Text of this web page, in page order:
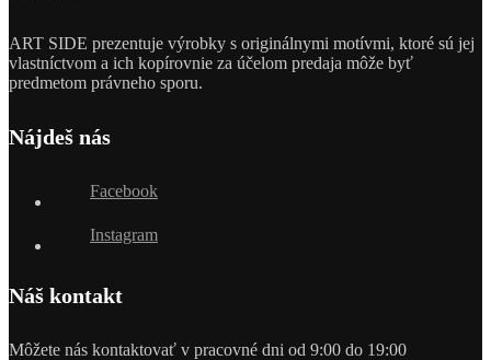
ART SIDE prezentuje výrobky s originálnymi motívmi, ktoré sú jej
vlastníctvom a ich kopírovnie za účelom predaja môže byť
predmetom právneho sporu.
Nájdeš nás
Facebook
Instagram
Náš kontakt
Môžete nás kontaktovať v pracovné dni od 9:00 do 19:00